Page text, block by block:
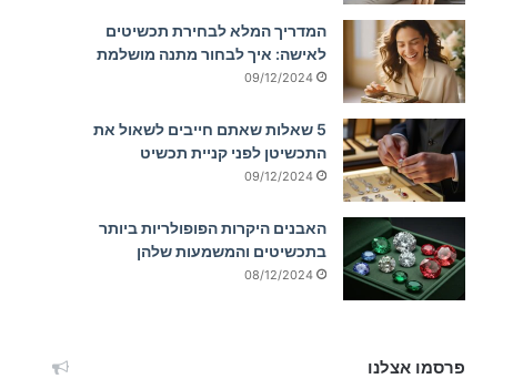
המדריך המלא לבחירת תכשיטים
לאישה: איך לבחור מתנה מושלמת
09/12/2024
5 שאלות שאתם חייבים לשאול את
התכשיטן לפני קניית תכשיט
09/12/2024
האבנים היקרות הפופולריות ביותר
בתכשיטים והמשמעות שלהן
08/12/2024
פרסמו אצלנו